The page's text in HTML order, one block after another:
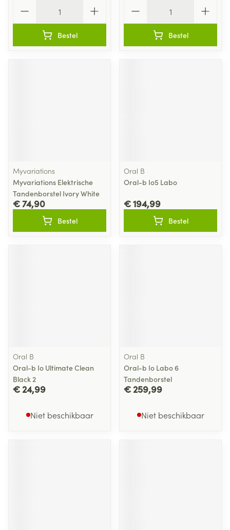
Bestel Bestel
Myvariations
Myvariations Elektrische
Tandenborstel Ivory White
€ 74,90
Bestel
Oral B
Oral-b Io5 Labo
€ 194,99
Bestel
Oral B
Oral-b Io Ultimate Clean
Black 2
€ 24,99
Niet beschikbaar
Oral B
Oral-b Io Labo 6
Tandenborstel
€ 259,99
Niet beschikbaar